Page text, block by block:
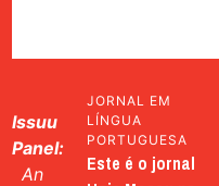
Issuu
Panel:
An
JORNAL EM
LÍNGUA
PORTUGUESA
Este é o jornal